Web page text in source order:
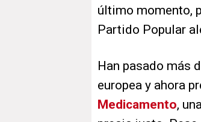
último momento,
Partido Popular
Han pasado más
europea y ahora
Medicamento,